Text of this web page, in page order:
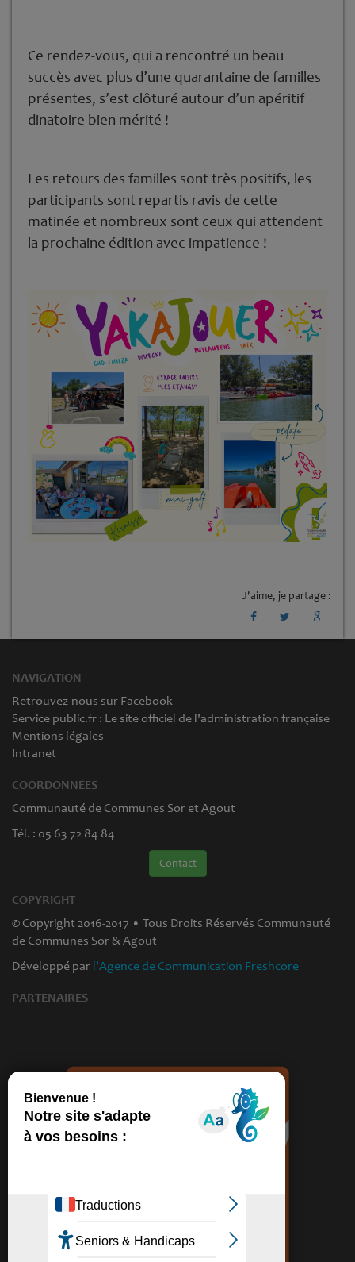
Ce rendez-vous, qui a rencontré un beau
succès avec plus d’une quarantaine de familles
présentes, s’est clôturé autour d’un apéritif
dinatoire bien mérité !
Les retours des familles sont très positifs, les
participants sont repartis ravis de cette
matinée et nombreux sont ceux qui attendent
la prochaine édition avec impatience !
J'aime, je partage :
NAVIGATION
Retrouvez-nous sur Facebook
Service public.fr : Le site officiel de l'administration française
Mentions légales
Intranet
COORDONNÉES
Communauté de Communes Sor et Agout
Tél. : 05 63 72 84 84
Contact
COPYRIGHT
© Copyright 2016-2017 • Tous Droits Réservés Communauté
de Communes Sor & Agout
Développé par l'Agence de Communication Freshcore
PARTENAIRES